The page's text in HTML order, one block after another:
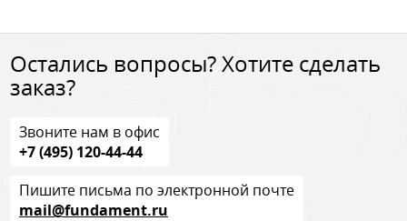
Остались вопросы? Хотите сделать
заказ?
Звоните нам в офис
+7 (495) 120-44-44
Пишите письма по электронной почте
mail@fundament.ru